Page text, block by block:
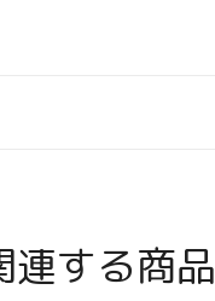
連する商品